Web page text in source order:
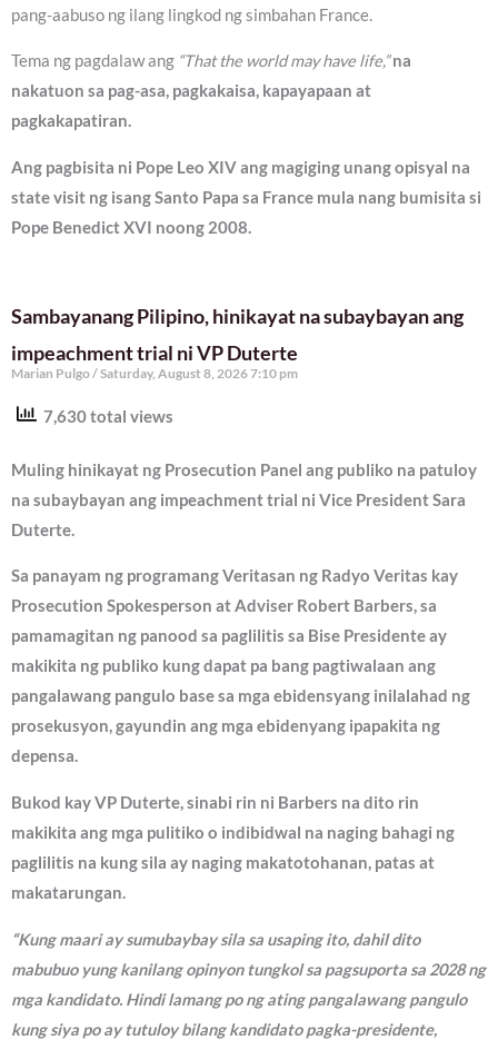
pang-aabuso ng ilang lingkod ng simbahan France.
Tema ng pagdalaw ang “That the world may have life,”na
nakatuon sa pag-asa, pagkakaisa, kapayapaan at
pagkakapatiran.
Ang pagbisita ni Pope Leo XIV ang magiging unang opisyal na
state visit ng isang Santo Papa sa France mula nang bumisita si
Pope Benedict XVI noong 2008.
Sambayanang Pilipino, hinikayat na subaybayan ang
impeachment trial ni VP Duterte
Marian Pulgo Saturday, August 8, 2026 7:10 pm
7,630 total views
Muling hinikayat ng Prosecution Panel ang publiko na patuloy
na subaybayan ang impeachment trial ni Vice President Sara
Duterte.
Sa panayam ng programang Veritasan ng Radyo Veritas kay
Prosecution Spokesperson at Adviser Robert Barbers, sa
pamamagitan ng panood sa paglilitis sa Bise Presidente ay
makikita ng publiko kung dapat pa bang pagtiwalaan ang
pangalawang pangulo base sa mga ebidensyang inilalahad ng
prosekusyon, gayundin ang mga ebidenyang ipapakita ng
depensa.
Bukod kay VP Duterte, sinabi rin ni Barbers na dito rin
makikita ang mga pulitiko o indibidwal na naging bahagi ng
paglilitis na kung sila ay naging makatotohanan, patas at
makatarungan.
“Kung maari ay sumubaybay sila sa usaping ito, dahil dito
mabubuo yung kanilang opinyon tungkol sa pagsuporta sa 2028 ng
mga kandidato. Hindi lamang po ng ating pangalawang pangulo
kung siya po ay tutuloy bilang kandidato pagka-presidente,